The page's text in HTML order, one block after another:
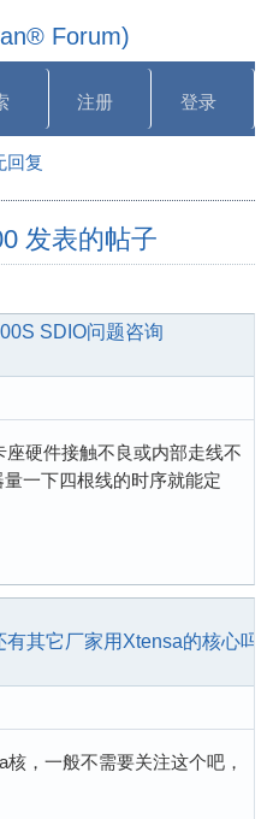
Forum)
注册 登录
回复
发表的帖子
SDIO问题咨询
硬件接触不良或内部走线不
一下四根线的时序就能定
其它厂家用Xtensa的核心吗
，一般不需要关注这个吧，